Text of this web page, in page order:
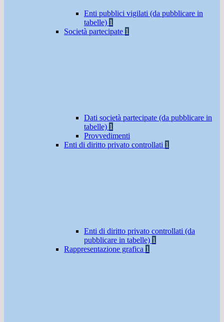
Enti pubblici vigilati (da pubblicare in
tabelle) 1
Società partecipate 1
Dati società partecipate (da pubblicare in
tabelle) 1
Provvedimenti
Enti di diritto privato controllati 1
Enti di diritto privato controllati (da
pubblicare in tabelle) 1
Rappresentazione grafica 1